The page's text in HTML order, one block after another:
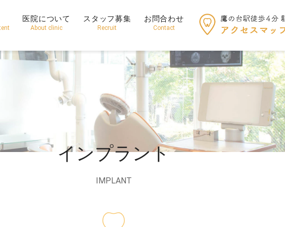
医院について
About clinic
スタッフ募集
Recruit
お問合わせ
Contact
インプラント
IMPLANT